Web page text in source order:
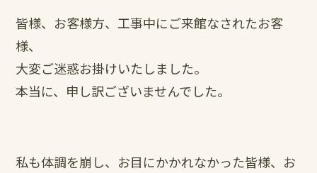
皆様、お客様方、工事中にご来館なされたお客
様、
大変ご迷惑お掛けいたしました。
本当に、申し訳ございませんでした。
私も体調を崩し、お目にかかれなかった皆様、お